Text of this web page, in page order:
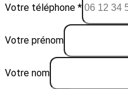
Votre téléphone *
Votre prénom
Votre nom